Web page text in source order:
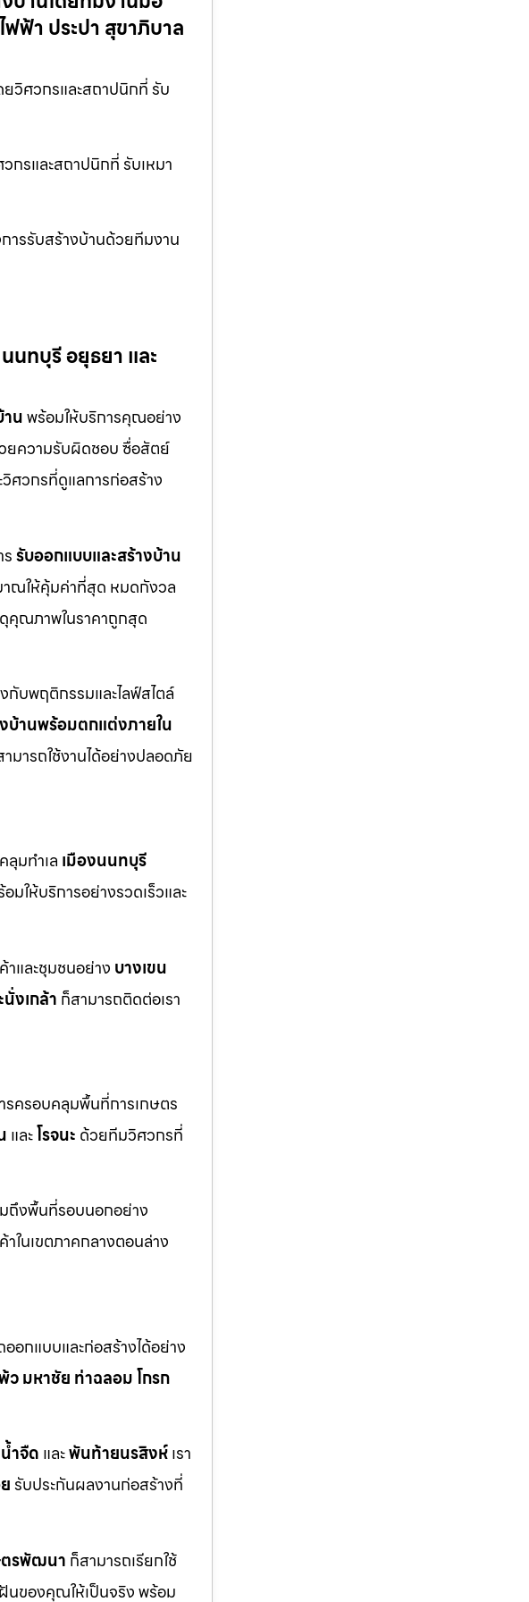
ฟ้า ประปา สุขาภิบาล
วิศวกรและสถาปนิกที่ รับ
กรและสถาปนิกที่ รับเหมา
ารรับสร้างบ้านด้วยทีมงาน
นทบุรี อยุธยา และ
านพร้อมให้บริการคุณอย่าง
ยความรับผิดชอบ ซื่อสัตย์
ศวกรที่ดูแลการก่อสร้าง
รับออกแบบและสร้างบ้าน
าณให้คุ้มค่าที่สุด หมดกังวล
คุณภาพในราคาถูกสุด
กับพฤติกรรมและไลฟ์สไตล์
บ้านพร้อมตกแต่งภายใน
มารถใช้งานได้อย่างปลอดภัย
มทำเล เมืองนนทบุรี
มให้บริการอย่างรวดเร็วและ
และชุมชนอย่าง บางเขน
งเกล้า ก็สามารถติดต่อเรา
ารครอบคลุมพื้นที่การเกษตร
และโรจนะ ด้วยทีมวิศวกรที่
ถึงพื้นที่รอบนอกอย่าง
ในเขตภาคกลางตอนล่าง
อกแบบและก่อสร้างได้อย่าง
วมหาชัย ท่าฉลอมโกรก
ำจืด และพันท้ายนรสิงห์เรา
รับประกันผลงานก่อสร้างที่
ตรพัฒนา ก็สามารถเรียกใช้
ฝันของคุณให้เป็นจริง พร้อม